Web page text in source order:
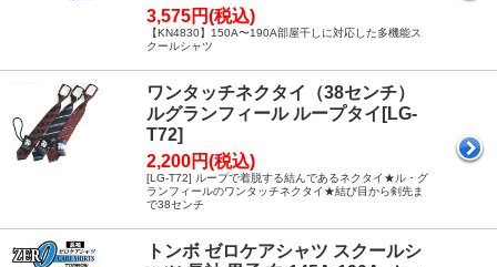
3,575円(税込)
【KN4830】150A〜190A部屋干しに対応した多機能ス
クールシャツ
ワンタッチネクタイ（38センチ）
ルグランフィール ループタイ[LG-
T72]
2,200円(税込)
[LG-T72] ループで着脱する結んであるネクタイ★ル・グ
ランフィールのワンタッチネクタイ★結び目から剣先ま
で38センチ
トンボ ゼロケアシャツ スクールシ